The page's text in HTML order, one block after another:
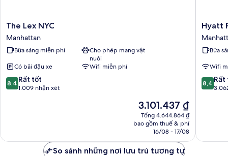
The
Lex
NYC
Manhattan
The Lex NYC
Manhattan
Bữa sáng miễn phí
Cho phép mang vật
nuôi
Có bãi đậu xe
Wifi miễn phí
8.4
trên
xét
8,4 Rất tốt
1.009 nhận xét
Giá
hiện
tại
3.101.437 ₫
3.101.437 ₫
Tổng 4.644.864 ₫
bao gồm thuế & phí
16/08 - 17/08
Hyatt
Place
New
York
Chelsea
Hyatt
Bữa
Wifi
8.4
trên
xét
8,4 Rất
So sánh những nơi lưu trú tương tự